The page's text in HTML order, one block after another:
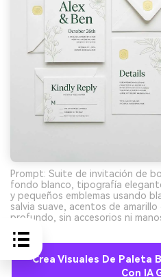
Prompt: Suite de invitación de
fondo blanco, tipografía
y pequeños emblemas usando
salvia suave, acentos de
profundo, sin accesorios ni
Crea Visuales De Paleta
Con IA